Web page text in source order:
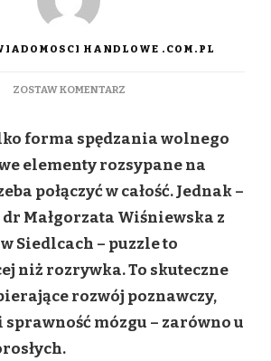
HANDLOWE .COM.PL
ZOSTAW KOMENTARZDO
WIĘCEJ
ROZRYWKA.
TO
TRENING
MÓZGU
DOSTĘPNY
KAŻDEGO
forma spędzania wolnego
elementy rozsypane na
połączyć w całość. Jednak –
Małgorzata Wiśniewska z
Siedlcach – puzzle to
niż rozrywka. To skuteczne
rozwój poznawczy,
mózgu – zarówno u